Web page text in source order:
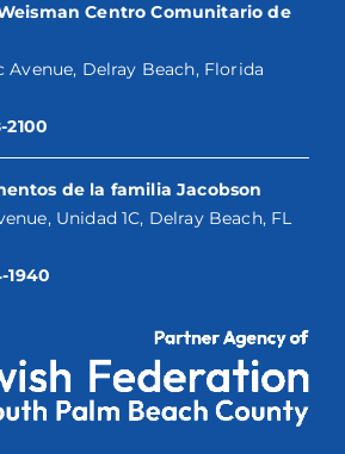
Centro Comunitario de
Avenue, Delray Beach, Florida
2100
de la familia Jacobson
Unidad 1C, Delray Beach, FL
1940